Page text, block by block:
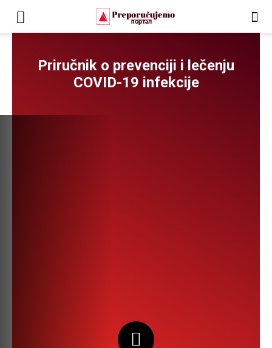
Priručnik o prevenciji i lečenju
COVID-19 infekcije